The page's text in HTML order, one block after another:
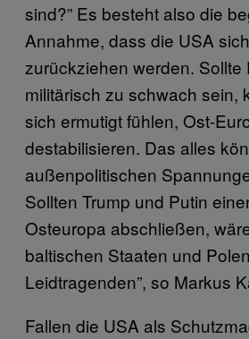
sind?” Es besteht also die
Annahme, dass die USA
zurückziehen werden. Sollte
militärisch zu schwach sein,
sich ermutigt fühlen, Ost-
destabilisieren. Das alles
außenpolitischen
Sollten Trump und Putin
Osteuropa abschließen,
baltischen Staaten und
Leidtragenden”, so Markus
Fallen die USA als